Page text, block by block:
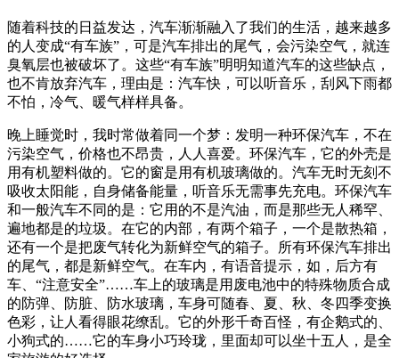
随着科技的日益发达，汽车渐渐融入了我们的生活，越来越多
的人变成“有车族”，可是汽车排出的尾气，会污染空气，就连
臭氧层也被破坏了。这些“有车族”明明知道汽车的这些缺点，
也不肯放弃汽车，理由是：汽车快，可以听音乐，刮风下雨都
不怕，冷气、暖气样样具备。
晚上睡觉时，我时常做着同一个梦：发明一种环保汽车，不在
污染空气，价格也不昂贵，人人喜爱。环保汽车，它的外壳是
用有机塑料做的。它的窗是用有机玻璃做的。汽车无时无刻不
吸收太阳能，自身储备能量，听音乐无需事先充电。环保汽车
和一般汽车不同的是：它用的不是汽油，而是那些无人稀罕、
遍地都是的垃圾。在它的内部，有两个箱子，一个是散热箱，
还有一个是把废气转化为新鲜空气的箱子。所有环保汽车排出
的尾气，都是新鲜空气。在车内，有语音提示，如，后方有
车、“注意安全”……车上的玻璃是用废电池中的特殊物质合成
的防弹、防脏、防水玻璃，车身可随春、夏、秋、冬四季变换
色彩，让人看得眼花缭乱。它的外形千奇百怪，有企鹅式的、
小狗式的……它的车身小巧玲珑，里面却可以坐十五人，是全